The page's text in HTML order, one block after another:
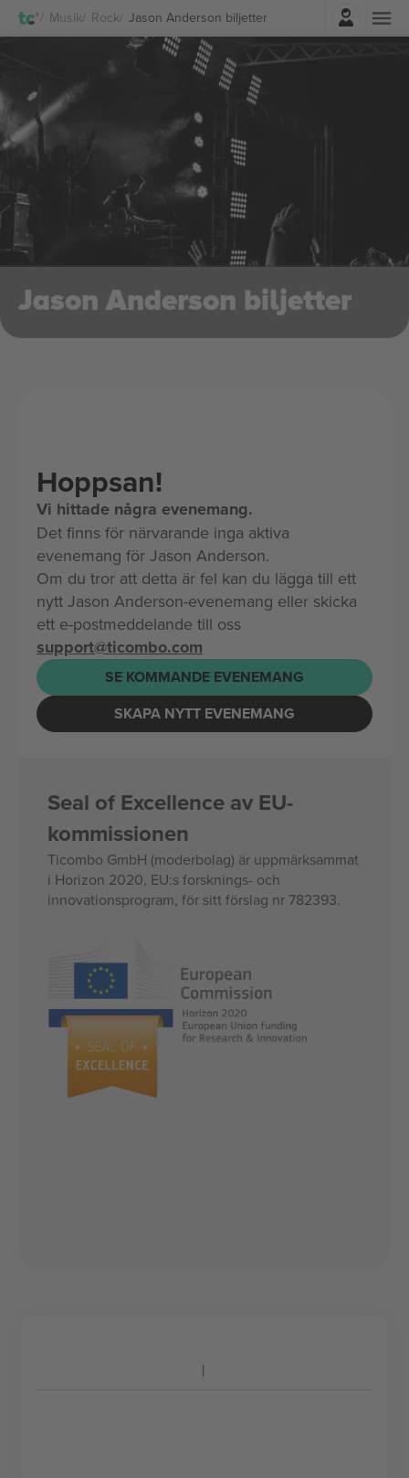
Musik Rock Jason Anderson biljetter
Logga in
Jason Anderson biljetter
Hoppsan!
Vi hittade några evenemang.
Det finns för närvarande inga aktiva
evenemang för Jason Anderson.
Om du tror att detta är fel kan du lägga till ett
nytt Jason Anderson-evenemang eller skicka
ett e-postmeddelande till oss
support@ticombo.com
SE KOMMANDE EVENEMANG
SKAPA NYTT EVENEMANG
Seal of Excellence av EU-
kommissionen
Ticombo GmbH (moderbolag) är uppmärksammat
i Horizon 2020, EU:s forsknings- och
innovationsprogram, för sitt förslag nr 782393.